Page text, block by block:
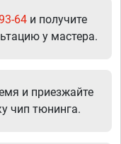
64 и получите
у мастера.
и приезжайте
чип тюнинга.